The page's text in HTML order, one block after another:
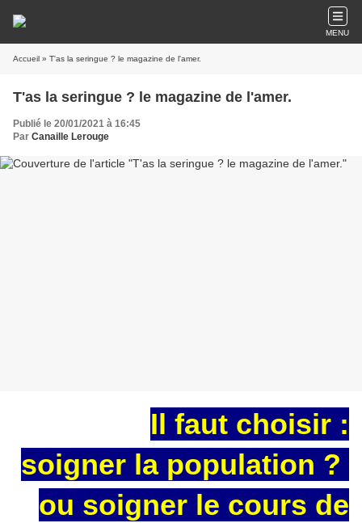
MENU
Accueil » T'as la seringue ? le magazine de l'amer.
T'as la seringue ? le magazine de l'amer.
Publié le 20/01/2021 à 16:45
Par Canaille Lerouge
Il faut choisir :
soigner la population ?
ou soigner le cours de